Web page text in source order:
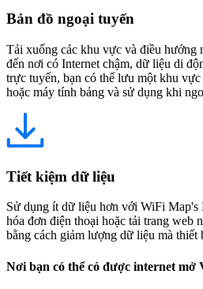
Bản đồ ngoại tuyến
Tải xuống các khu vực và điều hướng
đến nơi có Internet chậm, dữ liệu di
trực tuyến, bạn có thể lưu một khu
hoặc máy tính bảng và sử dụng khi
Tiết kiệm dữ liệu
Sử dụng ít dữ liệu hơn với WiFi Map's
hóa đơn điện thoại hoặc tải trang web
bằng cách giảm lượng dữ liệu mà thiết
Nơi bạn có thể có được internet mở